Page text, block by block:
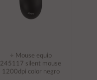
÷ Mouse equip
245117 silent mouse
1200dpi color negro